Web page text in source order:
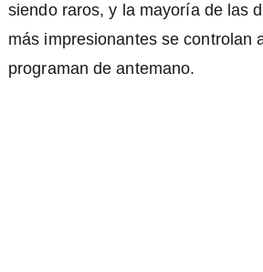
siendo raros, y la mayoría de las
más impresionantes se controlan
programan de antemano.